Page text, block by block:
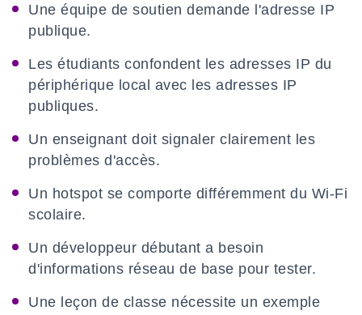
Une équipe de soutien demande l'adresse IP
publique.
Les étudiants confondent les adresses IP du
périphérique local avec les adresses IP
publiques.
Un enseignant doit signaler clairement les
problèmes d'accès.
Un hotspot se comporte différemment du Wi-Fi
scolaire.
Un développeur débutant a besoin
d'informations réseau de base pour tester.
Une leçon de classe nécessite un exemple